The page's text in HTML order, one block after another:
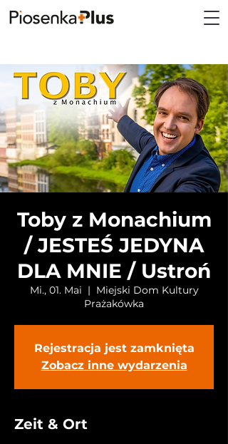
Toby z Monachium
/ JESTEŚ JEDYNA
DLA MNIE / Ustroń
Mi., 01. Mai
  |
Miejski Dom Kultury
Prażakówka
Rejestracja jest zamknięta
Zobacz inne wydarzenia
Zeit & Ort